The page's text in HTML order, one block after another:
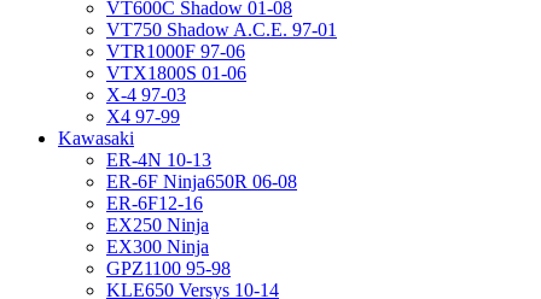
VT600C Shadow 01-08
VT750 Shadow A.C.E. 97-01
VTR1000F 97-06
VTX1800S 01-06
X-4 97-03
X4 97-99
Kawasaki
ER-4N 10-13
ER-6F Ninja650R 06-08
ER-6F12-16
EX250 Ninja
EX300 Ninja
GPZ1100 95-98
KLE650 Versys 10-14